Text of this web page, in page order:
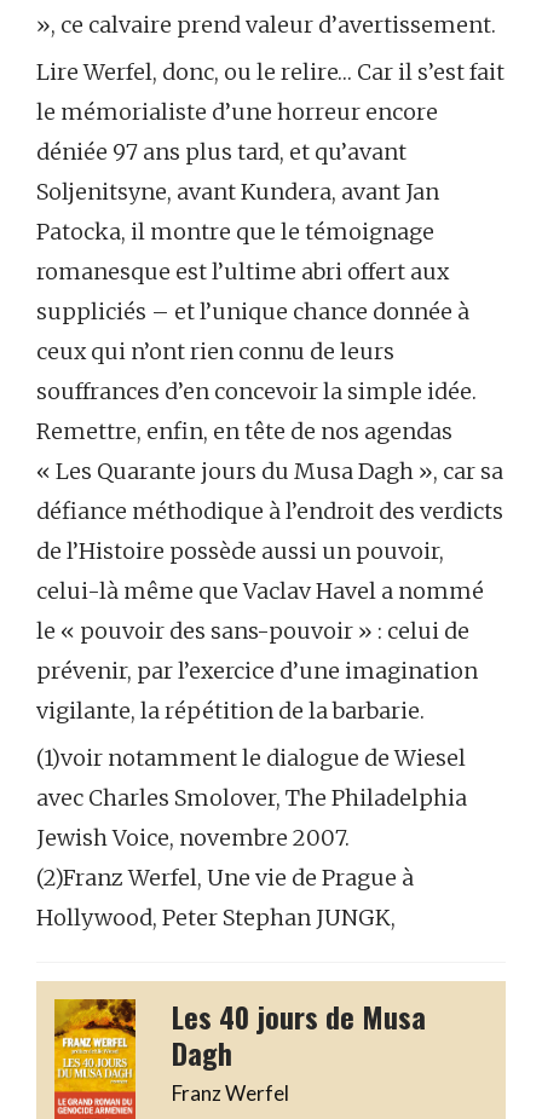
», ce calvaire prend valeur d’avertissement.
Lire Werfel, donc, ou le relire… Car il s’est fait
le mémorialiste d’une horreur encore
déniée 97 ans plus tard, et qu’avant
Soljenitsyne, avant Kundera, avant Jan
Patocka, il montre que le témoignage
romanesque est l’ultime abri offert aux
suppliciés – et l’unique chance donnée à
ceux qui n’ont rien connu de leurs
souffrances d’en concevoir la simple idée.
Remettre, enfin, en tête de nos agendas
« Les Quarante jours du Musa Dagh », car sa
défiance méthodique à l’endroit des verdicts
de l’Histoire possède aussi un pouvoir,
celui-là même que Vaclav Havel a nommé
le « pouvoir des sans-pouvoir » : celui de
prévenir, par l’exercice d’une imagination
vigilante, la répétition de la barbarie.
(1)voir notamment le dialogue de Wiesel
avec Charles Smolover, The Philadelphia
Jewish Voice, novembre 2007.
(2)Franz Werfel, Une vie de Prague à
Hollywood, Peter Stephan JUNGK,
Les 40 jours de Musa
Dagh
Franz Werfel